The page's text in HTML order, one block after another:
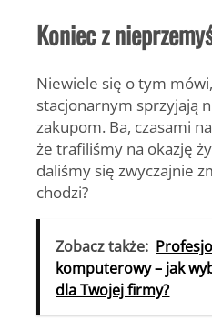
Koniec z
Niewiele się o tym
stacjonarnym sprzyjają
zakupom. Ba, czasami
że trafiliśmy na okazję
daliśmy się zwyczajnie
chodzi?
Zobacz także:
komputerowy – jak
dla Twojej firmy?